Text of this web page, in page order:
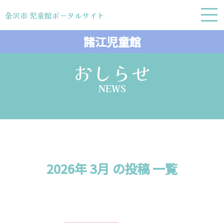
金沢市 児童館ポータルサイト
金沢市 児童館ポータルサイト
おしらせ
NEWS
2026年 3月 の投稿 一覧
諸江児童館